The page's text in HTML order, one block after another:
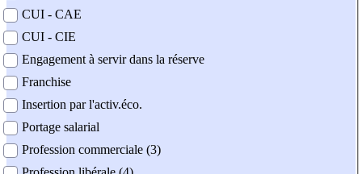
CUI - CAE
CUI - CIE
Engagement à servir dans la réserve
Franchise
Insertion par l'activ.éco.
Portage salarial
Profession commerciale (3)